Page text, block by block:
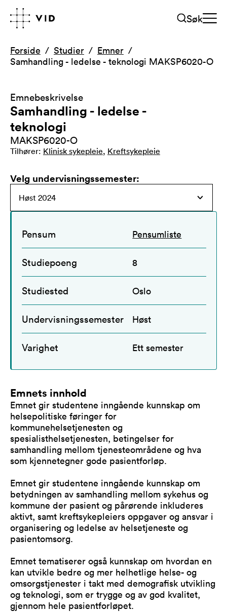
Søk
Forside Studier
Emner
Samhandling - ledelse - teknologi MAKSP6020-O
Emnebeskrivelse
Samhandling - ledelse -
teknologi
MAKSP6020-O
Tilhører: Klinisk sykepleie, Kreftsykepleie
Velg undervisningssemester:
Pensum Pensumliste
Studiepoeng 8
Studiested Oslo
Undervisningssemester Høst
Varighet Ett semester
Emnets innhold
Emnet gir studentene inngående kunnskap om
helsepolitiske føringer for
kommunehelsetjenesten og
spesialisthelsetjenesten, betingelser for
samhandling mellom tjenesteområdene og hva
som kjennetegner gode pasientforløp.
Emnet gir studentene inngående kunnskap om
betydningen av samhandling mellom sykehus og
kommune der pasient og pårørende inkluderes
aktivt, samt kreftsykepleiers oppgaver og ansvar i
organisering og ledelse av helsetjeneste og
pasientomsorg.
Emnet tematiserer også kunnskap om hvordan en
kan utvikle bedre og mer helhetlige helse- og
omsorgstjenester i takt med demografisk utvikling
og teknologi, som er trygge og av god kvalitet,
gjennom hele pasientforløpet.